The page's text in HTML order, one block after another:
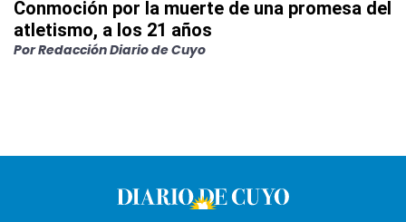
Conmoción por la muerte de una promesa del
atletismo, a los 21 años
PorRedacción Diario de Cuyo